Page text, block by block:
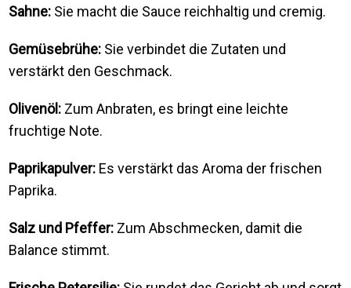
Sahne: Sie macht die Sauce reichhaltig und cremig.
Gemüsebrühe: Sie verbindet die Zutaten und
verstärkt den Geschmack.
Olivenöl: Zum Anbraten, es bringt eine leichte
fruchtige Note.
Paprikapulver: Es verstärkt das Aroma der frischen
Paprika.
Salz und Pfeffer: Zum Abschmecken, damit die
Balance stimmt.